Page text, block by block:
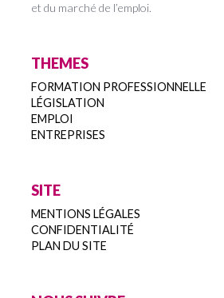
et du marché de l’emploi.
THEMES
FORMATION PROFESSIONNELLE
LÉGISLATION
EMPLOI
ENTREPRISES
SITE
MENTIONS LÉGALES
CONFIDENTIALITÉ
PLAN DU SITE